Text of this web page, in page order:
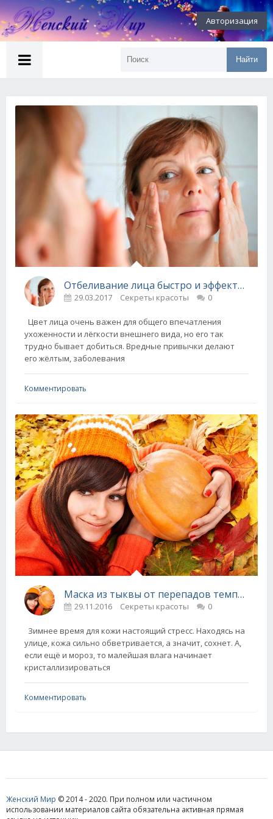
Авторизация
Найти
Отбеливание лица быстро и эффективно в домашних условиях
29.03.2017 Секреты красоты 0
Цвет лица очень важен для общего впечатления
ухоженности и лёгкости внешнего вида, но его так
трудно бывает добиться. Вредные привычки делают
его жёлтым, заболевания
Комментировать
Маска из тыквы от перепадов температур
29.11.2016 Секреты красоты 0
Зимнее время для кожи настоящий стресс. Находясь на
улице, кожа сильно обветривается, а значит, сохнет. А,
если ещё и мороз, то малейшая влага начинает
кристаллизироваться
Комментировать
Женский Мир © 2014 - 2020. При полном или частичном
использовании материалов сайта обязательна активная прямая